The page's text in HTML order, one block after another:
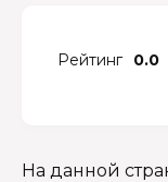
Рейтинг 0.0
На данной